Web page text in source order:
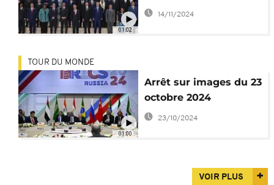
01:02
14/11/2024
01:00
TOUR DU MONDE
Arrêt sur images du 23
octobre 2024
23/10/2024
VOIR PLUS